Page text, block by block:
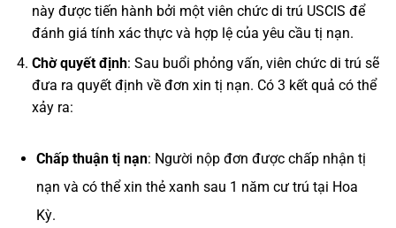
này được tiến hành bởi một viên chức di trú USCIS để
đánh giá tính xác thực và hợp lệ của yêu cầu tị nạn.
Chờ quyết định: Sau buổi phỏng vấn, viên chức di trú sẽ
đưa ra quyết định về đơn xin tị nạn. Có 3 kết quả có thể
xảy ra:
Chấp thuận tị nạn: Người nộp đơn được chấp nhận tị
nạn và có thể xin thẻ xanh sau 1 năm cư trú tại Hoa
Kỳ.